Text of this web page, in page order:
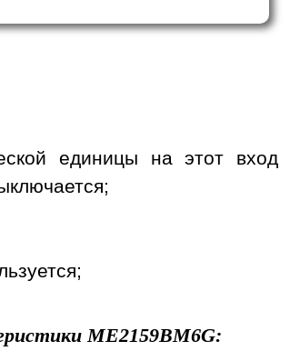
единицы на этот вход
ME2159BM6G: